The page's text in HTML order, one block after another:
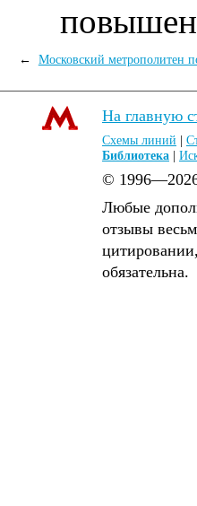
← Московский метрополитен
На главную
Схемы линий |
Библиотека |
©
Любые
отзывы
обязательна.